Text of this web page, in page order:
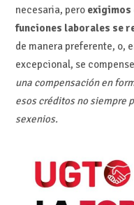
necesaria, pero exigimos
funciones laborales se
de manera preferente, o,
excepcional, se
una compensación en
esos créditos no siempre
sexenios.